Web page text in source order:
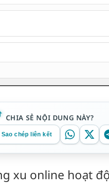
CHIA SẺ NỘI DUNG NÀY?
Sao chép liên kết
xu online hoạt